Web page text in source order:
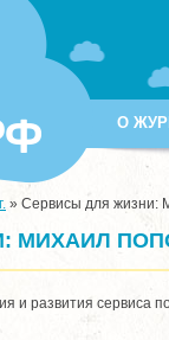
О
» Сервисы для жизни:
МИХАИЛ
и развития